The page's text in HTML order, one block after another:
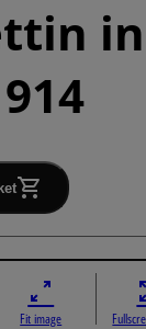
Fit image